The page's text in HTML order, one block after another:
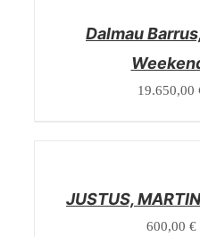
Dalmau
19.650,00
JUSTUS,
600,00 €